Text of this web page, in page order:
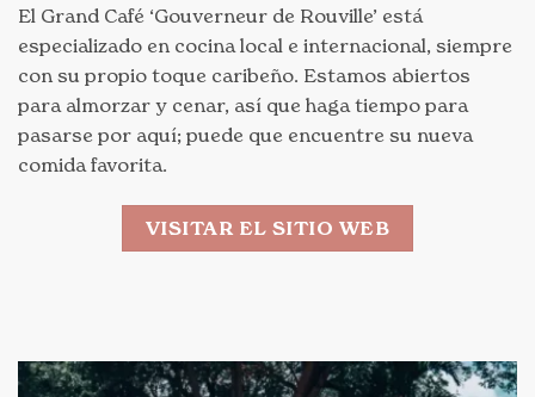
El Grand Café ‘Gouverneur de Rouville’ está
especializado en cocina local e internacional, siempre
con su propio toque caribeño. Estamos abiertos
para almorzar y cenar, así que haga tiempo para
pasarse por aquí; puede que encuentre su nueva
comida favorita.
VISITAR EL SITIO WEB